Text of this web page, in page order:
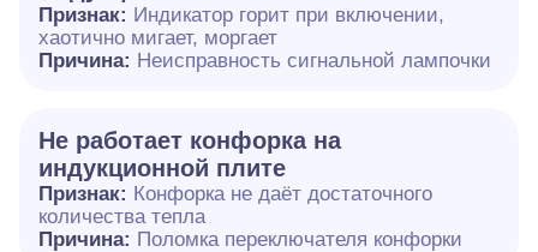
Признак: Индикатор горит при включении,
хаотично мигает, моргает
Причина: Неисправность сигнальной лампочки
Не работает конфорка на
индукционной плите
Признак: Конфорка не даёт достаточного
количества тепла
Причина: Поломка переключателя конфорки